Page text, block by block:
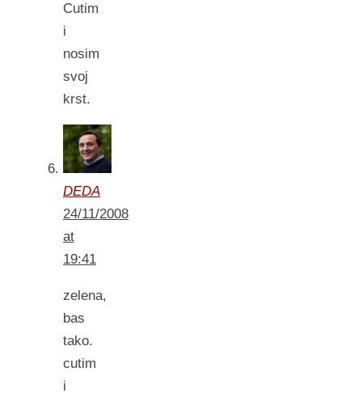
Cutim
i
nosim
svoj
krst.
DEDA
24/11/2008
at
19:41
zelena,
bas
tako.
cutim
i